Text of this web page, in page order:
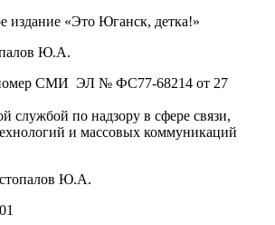
издание «Это Юганск, детка!»
Ю.А.
СМИ ЭЛ № ФС77-68214 от 27
службой по надзору в сфере связи,
и массовых коммуникаций
Ю.А.